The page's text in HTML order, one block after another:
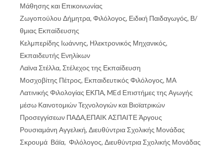
Μάθησης και Επικοινωνίας
Ζωγοπούλου Δήμητρα, Φιλόλογος, Ειδική Παιδαγωγός, Β/
θμιας Εκπαίδευσης
Κελμπερίδης Ιωάννης, Ηλεκτρονικός Μηχανικός,
Εκπαιδευτής Ενηλίκων
Λαϊνα Στέλλα, Στέλεχος της Εκπαίδευση
Μοσχοβίτης Πέτρος, Εκπαιδευτικός Φιλόλογος, ΜΑ
Λατινικής Φιλολογίας ΕΚΠΑ, MEd Επιστήμες της Αγωγής
μέσω Καινοτομιών Τεχνολογιών και Βιοϊατρικών
Προσεγγίσεων ΠΑΔΑ,ΕΠΑΙΚ ΑΣΠΑΙΤΕ Άργους
Ρουσιαμάνη Αγγελική, Διευθύντρια Σχολικής Μονάδας
Σκρουμά Βάϊα, Φιλόλογος, Διευθύντρια Σχολικής Μονάδας